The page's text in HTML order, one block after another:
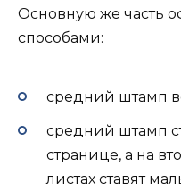
Основную же часть
способами:
средний штамп
средний штамп
странице, а на
листах ставят